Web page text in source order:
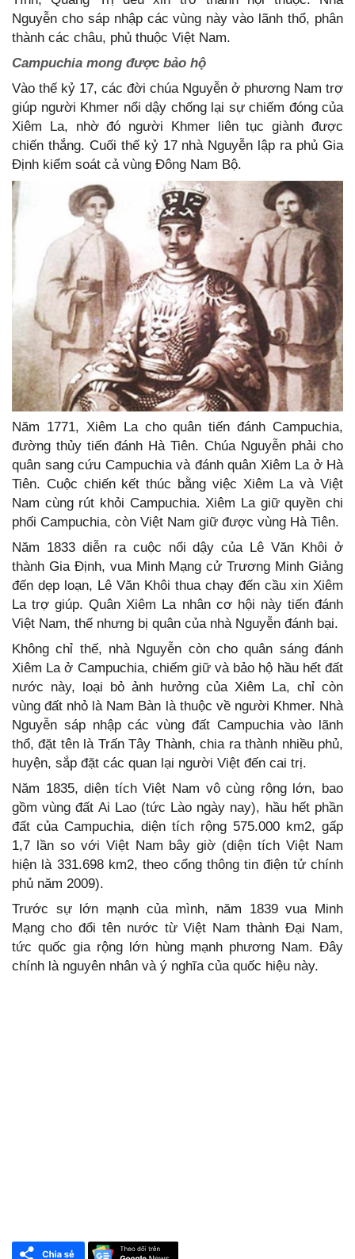
Nguyễn cho sáp nhập các vùng này vào lãnh thổ, phân
thành các châu, phủ thuộc Việt Nam.
Campuchia mong được bảo hộ
Vào thế kỷ 17, các đời chúa Nguyễn ở phương Nam trợ
giúp người Khmer nổi dậy chống lại sự chiếm đóng của
Xiêm La, nhờ đó người Khmer liên tục giành được
chiến thắng. Cuối thế kỷ 17 nhà Nguyễn lập ra phủ Gia
Định kiểm soát cả vùng Đông Nam Bộ.
Năm 1771, Xiêm La cho quân tiến đánh Campuchia,
đường thủy tiến đánh Hà Tiên. Chúa Nguyễn phải cho
quân sang cứu Campuchia và đánh quân Xiêm La ở Hà
Tiên. Cuộc chiến kết thúc bằng việc Xiêm La và Việt
Nam cùng rút khỏi Campuchia. Xiêm La giữ quyền chi
phối Campuchia, còn Việt Nam giữ được vùng Hà Tiên.
Năm 1833 diễn ra cuộc nổi dậy của Lê Văn Khôi ở
thành Gia Định, vua Minh Mạng cử Trương Minh Giảng
đến dẹp loạn, Lê Văn Khôi thua chạy đến cầu xin Xiêm
La trợ giúp. Quân Xiêm La nhân cơ hội này tiến đánh
Việt Nam, thế nhưng bị quân của nhà Nguyễn đánh bại.
Không chỉ thế, nhà Nguyễn còn cho quân sáng đánh
Xiêm La ở Campuchia, chiếm giữ và bảo hộ hầu hết đất
nước này, loại bỏ ảnh hưởng của Xiêm La, chỉ còn
vùng đất nhỏ là Nam Bàn là thuộc về người Khmer. Nhà
Nguyễn sáp nhập các vùng đất Campuchia vào lãnh
thổ, đặt tên là Trấn Tây Thành, chia ra thành nhiều phủ,
huyện, sắp đặt các quan lại người Việt đến cai trị.
Năm 1835, diện tích Việt Nam vô cùng rộng lớn, bao
gồm vùng đất Ai Lao (tức Lào ngày nay), hầu hết phần
đất của Campuchia, diện tích rộng 575.000 km2, gấp
1,7 lần so với Việt Nam bây giờ (diện tích Việt Nam
hiện là 331.698 km2, theo cổng thông tin điện tử chính
phủ năm 2009).
Trước sự lớn mạnh của mình, năm 1839 vua Minh
Mạng cho đổi tên nước từ Việt Nam thành Đại Nam,
tức quốc gia rộng lớn hùng mạnh phương Nam. Đây
chính là nguyên nhân và ý nghĩa của quốc hiệu này.